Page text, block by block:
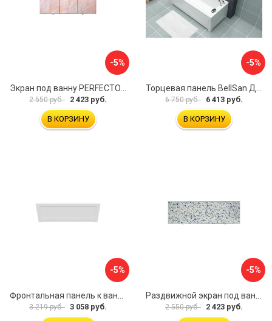
-5%
Экран под ванну PERFECTO LINEA 36-000157
2 550 руб. 2 423 руб.
В КОРЗИНУ
-5%
Торцевая панель BellSan Даниелла 4627171531049
6 750 руб. 6 413 руб.
В КОРЗИНУ
-5%
3 219 руб. 3 058 руб.
-5%
2 550 руб. 2 423 руб.